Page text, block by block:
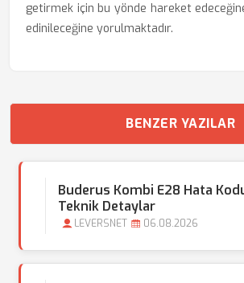
getirmek için bu yönde hareket
edinileceğine yorulmaktadır.
BENZER YAZILAR
Buderus Kombi E28 Hata
Teknik Detaylar
LEVERSNET 06.08.2026